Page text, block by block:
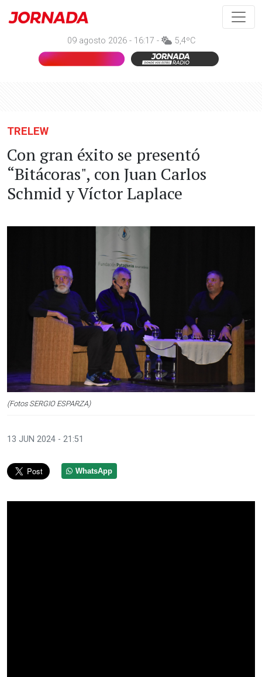
09 agosto 2026 - 16:17 - 5,4ºC
TRELEW
Con gran éxito se presentó
“Bitácoras", con Juan Carlos
Schmid y Víctor Laplace
(Fotos SERGIO ESPARZA)
13 JUN 2024 - 21:51
WhatsApp